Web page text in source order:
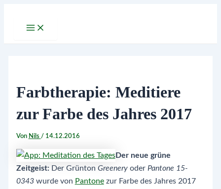
Main
Farbtherapie: Meditiere
zur Farbe des Jahres 2017
Von Nils / 14.12.2016
Der neue grüne
Zeitgeist:Der Grünton Greeneryoder Pantone 15-
0343wurde von Pantonezur Farbe des Jahres 2017